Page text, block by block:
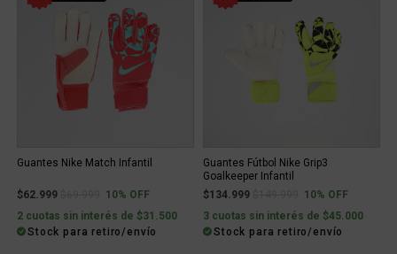
Guantes Nike Match Infantil
$62.999 Price reduced from
to10% OFF
2 cuotas sin interés de $31.500
Stock para retiro/envío
Guantes Fútbol Nike Grip3
Goalkeeper Infantil
$134.999
Price reduced from
to10% OFF
3 cuotas sin interés de $45.000
Stock para retiro/envío